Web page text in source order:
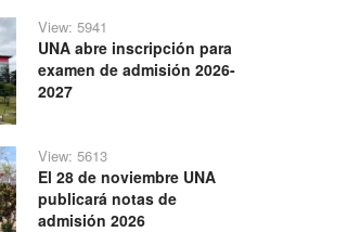
View: 5941
UNA abre inscripción para
examen de admisión 2026-
2027
View: 5613
El 28 de noviembre UNA
publicará notas de
admisión 2026